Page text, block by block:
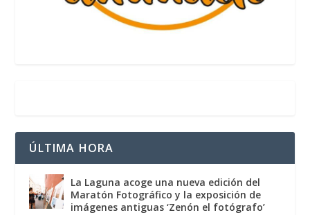
ÚLTIMA HORA
La Laguna acoge una nueva edición del
Maratón Fotográfico y la exposición de
imágenes antiguas ‘Zenón el fotógrafo’